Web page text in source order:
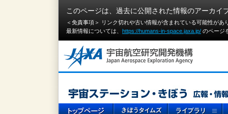
このページは、過去に公開された情報のアーカイ
＜免責事項＞ リンク切れや古い情報が含まれている可能性が
最新情報については、 https://humans-in-space.jaxa.jp/ のページ